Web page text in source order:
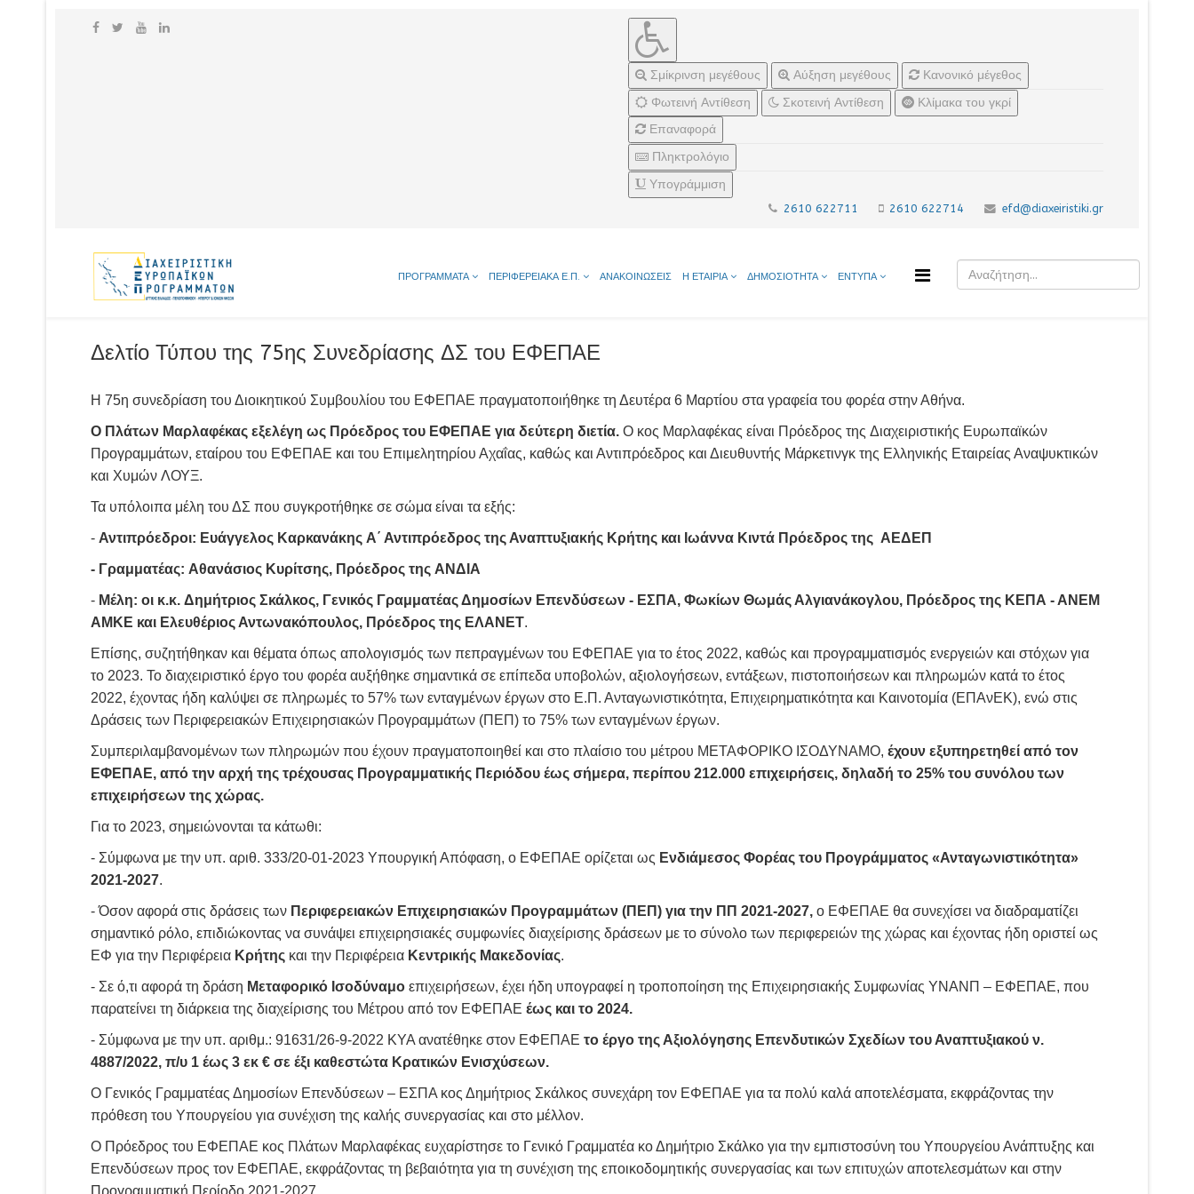
Σμίκρινση μεγέθους Αύξηση μεγέθους
Κανονικό μέγεθος
Φωτεινή Αντίθεση
Σκοτεινή Αντίθεση
Κλίμακα του γκρί
Επαναφορά
Πληκτρολόγιο
Υπογράμμιση
2610 622711 2610 622714 efd@diaxeiristiki.gr
ΠΡΟΓΡΑΜΜΑΤΑ ΠΕΡΙΦΕΡΕΙΑΚΑ Ε.Π. ΑΝΑΚΟΙΝΩΣΕΙΣ Η ΕΤΑΙΡΙΑ ΔΗΜΟΣΙΟΤΗΤΑ ΕΝΤΥΠΑ
Δελτίο Τύπου της 75ης Συνεδρίασης ΔΣ του ΕΦΕΠΑΕ
Η 75η συνεδρίαση του Διοικητικού Συμβουλίου του ΕΦΕΠΑΕ πραγματοποιήθηκε τη Δευτέρα 6 Μαρτίου στα γραφεία του φορέα στην Αθήνα.
Ο Πλάτων Μαρλαφέκας εξελέγη ως Πρόεδρος του ΕΦΕΠΑΕ για δεύτερη διετία. Ο κος Μαρλαφέκας είναι Πρόεδρος της Διαχειριστικής Ευρωπαϊκών
Προγραμμάτων, εταίρου του ΕΦΕΠΑΕ και του Επιμελητηρίου Αχαΐας, καθώς και Αντιπρόεδρος και Διευθυντής Μάρκετινγκ της Ελληνικής Εταιρείας Αναψυκτικών
και Χυμών ΛΟΥΞ.
Τα υπόλοιπα μέλη του ΔΣ που συγκροτήθηκε σε σώμα είναι τα εξής:
- Αντιπρόεδροι: Ευάγγελος Καρκανάκης Α΄ Αντιπρόεδρος της Αναπτυξιακής Κρήτης και Ιωάννα Κιντά Πρόεδρος της ΑΕΔΕΠ
- Γραμματέας: Αθανάσιος Κυρίτσης, Πρόεδρος της ΑΝΔΙΑ
- Μέλη: οι κ.κ. Δημήτριος Σκάλκος, Γενικός Γραμματέας Δημοσίων Επενδύσεων - ΕΣΠΑ, Φωκίων Θωμάς Αλγιανάκογλου, Πρόεδρος της ΚΕΠΑ - ΑΝΕΜ
ΑΜΚΕ και Ελευθέριος Αντωνακόπουλος, Πρόεδρος της ΕΛΑΝΕΤ.
Επίσης, συζητήθηκαν και θέματα όπως απολογισμός των πεπραγμένων του ΕΦΕΠΑΕ για το έτος 2022, καθώς και προγραμματισμός ενεργειών και στόχων για
το 2023. Το διαχειριστικό έργο του φορέα αυξήθηκε σημαντικά σε επίπεδα υποβολών, αξιολογήσεων, εντάξεων, πιστοποιήσεων και πληρωμών κατά το έτος
2022, έχοντας ήδη καλύψει σε πληρωμές το 57% των ενταγμένων έργων στο Ε.Π. Ανταγωνιστικότητα, Επιχειρηματικότητα και Καινοτομία (ΕΠΑνΕΚ), ενώ στις
Δράσεις των Περιφερειακών Επιχειρησιακών Προγραμμάτων (ΠΕΠ) το 75% των ενταγμένων έργων.
Συμπεριλαμβανομένων των πληρωμών που έχουν πραγματοποιηθεί και στο πλαίσιο του μέτρου ΜΕΤΑΦΟΡΙΚΟ ΙΣΟΔΥΝΑΜΟ, έχουν εξυπηρετηθεί από τον
ΕΦΕΠΑΕ, από την αρχή της τρέχουσας Προγραμματικής Περιόδου έως σήμερα, περίπου 212.000 επιχειρήσεις, δηλαδή το 25% του συνόλου των
επιχειρήσεων της χώρας.
Για το 2023, σημειώνονται τα κάτωθι:
- Σύμφωνα με την υπ. αριθ. 333/20-01-2023 Υπουργική Απόφαση, ο ΕΦΕΠΑΕ ορίζεται ως Ενδιάμεσος Φορέας του Προγράμματος «Ανταγωνιστικότητα»
2021-2027.
- Όσον αφορά στις δράσεις των Περιφερειακών Επιχειρησιακών Προγραμμάτων (ΠΕΠ) για την ΠΠ 2021-2027, ο ΕΦΕΠΑΕ θα συνεχίσει να διαδραματίζει
σημαντικό ρόλο, επιδιώκοντας να συνάψει επιχειρησιακές συμφωνίες διαχείρισης δράσεων με το σύνολο των περιφερειών της χώρας και έχοντας ήδη οριστεί ως
ΕΦ για την Περιφέρεια Κρήτης και την Περιφέρεια Κεντρικής Μακεδονίας.
- Σε ό,τι αφορά τη δράση Μεταφορικό Ισοδύναμο επιχειρήσεων, έχει ήδη υπογραφεί η τροποποίηση της Επιχειρησιακής Συμφωνίας ΥΝΑΝΠ – ΕΦΕΠΑΕ, που
παρατείνει τη διάρκεια της διαχείρισης του Μέτρου από τον ΕΦΕΠΑΕ έως και το 2024.
- Σύμφωνα με την υπ. αριθμ.: 91631/26-9-2022 ΚΥΑ ανατέθηκε στον ΕΦΕΠΑΕ το έργο της Αξιολόγησης Επενδυτικών Σχεδίων του Αναπτυξιακού ν.
4887/2022, π/υ 1 έως 3 εκ € σε έξι καθεστώτα Κρατικών Ενισχύσεων.
Ο Γενικός Γραμματέας Δημοσίων Επενδύσεων – ΕΣΠΑ κος Δημήτριος Σκάλκος συνεχάρη τον ΕΦΕΠΑΕ για τα πολύ καλά αποτελέσματα, εκφράζοντας την
πρόθεση του Υπουργείου για συνέχιση της καλής συνεργασίας και στο μέλλον.
Ο Πρόεδρος του ΕΦΕΠΑΕ κος Πλάτων Μαρλαφέκας ευχαρίστησε το Γενικό Γραμματέα κο Δημήτριο Σκάλκο για την εμπιστοσύνη του Υπουργείου Ανάπτυξης και
Επενδύσεων προς τον ΕΦΕΠΑΕ, εκφράζοντας τη βεβαιότητα για τη συνέχιση της εποικοδομητικής συνεργασίας και των επιτυχών αποτελεσμάτων και στην
Προγραμματική Περίοδο 2021-2027.